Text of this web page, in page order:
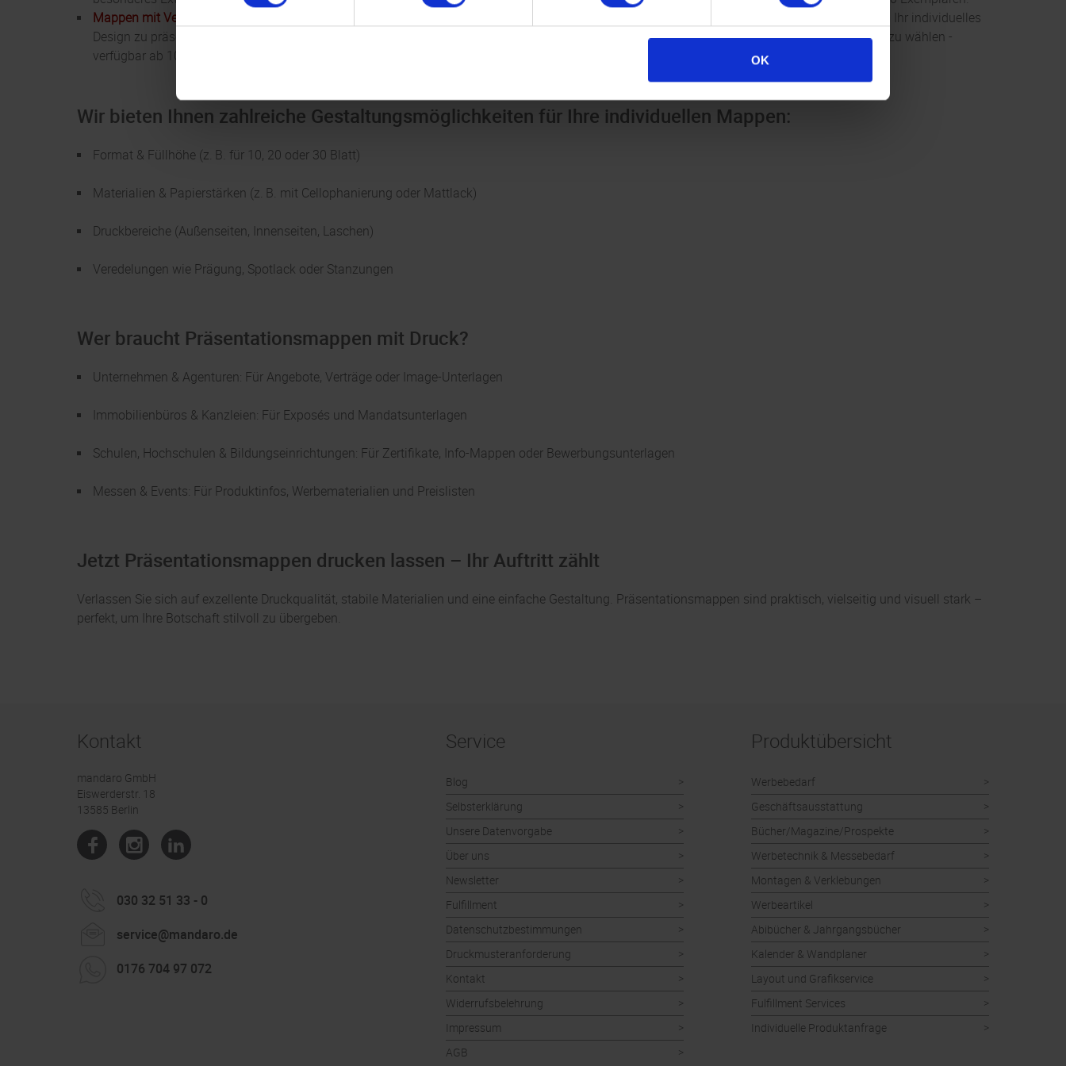
OK
Mappen mit Verschlusslasche
: Unsere dreiteiligen Präsentationsmappen für DIN A5- Formate inklusive Verschlusslasche bietet genug Platz, um Ihr individuelles
Design zu präsentieren. Ein besonderes Extra ist der vorgestanzte Visitenkartenschlitz. Sie haben eine große Auswahlmöglichkeit , das Material zu wählen -
verfügbar ab 100 Exemplaren.
Wir bieten Ihnen zahlreiche Gestaltungsmöglichkeiten für Ihre individuellen Mappen:
Format & Füllhöhe (z. B. für 10, 20 oder 30 Blatt)
Materialien & Papierstärken (z. B. mit Cellophanierung oder Mattlack)
Druckbereiche (Außenseiten, Innenseiten, Laschen)
Veredelungen wie Prägung, Spotlack oder Stanzungen
Wer braucht Präsentationsmappen mit Druck?
Unternehmen & Agenturen: Für Angebote, Verträge oder Image-Unterlagen
Immobilienbüros & Kanzleien: Für Exposés und Mandatsunterlagen
Schulen, Hochschulen & Bildungseinrichtungen: Für Zertifikate, Info-Mappen oder Bewerbungsunterlagen
Messen & Events: Für Produktinfos, Werbematerialien und Preislisten
​Jetzt Präsentationsmappen drucken lassen – Ihr Auftritt zählt
Verlassen Sie sich auf exzellente Druckqualität, stabile Materialien und eine einfache Gestaltung. Präsentationsmappen sind praktisch, vielseitig und visuell stark –
perfekt, um Ihre Botschaft stilvoll zu übergeben.
Kontakt
mandaro GmbH
Eiswerderstr. 18
13585 Berlin
030 32 51 33 - 0
service@mandaro.de
0176 704 97 072
Produktübersicht
Werbebedarf
Geschäftsausstattung
Bücher/Magazine/Prospekte
Werbetechnik & Messebedarf
Montagen & Verklebungen
Werbeartikel
Abibücher & Jahrgangsbücher
Kalender & Wandplaner
Layout und Grafikservice
Fulfillment Services
Individuelle Produktanfrage
Service
Blog
Selbsterklärung
Unsere Datenvorgabe
Über uns
Newsletter
Fulfillment
Datenschutzbestimmungen
Druckmusteranforderung
Kontakt
Widerrufsbelehrung
Impressum
AGB